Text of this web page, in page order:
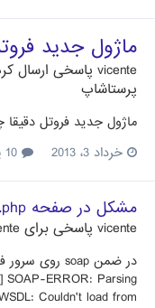
ماژول جدید
vicente پاسخی ارسال
پرستاشاپ
ماژول جدید فروتل
خرداد 3، 2013
مشکل در صفحه order.php
vicente پاسخی برای
SOAP-ERROR: Parsing
Couldn't load from...